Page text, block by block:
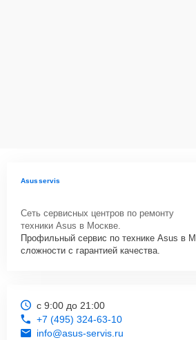
Asusservis
Сеть сервисных центров по ремонту
техники Asus в Москве.
Профильный сервис по технике Asus в
сложности с гарантией качества.
с 9:00 до 21:00
+7 (495) 324-63-10
info@asus-servis.ru